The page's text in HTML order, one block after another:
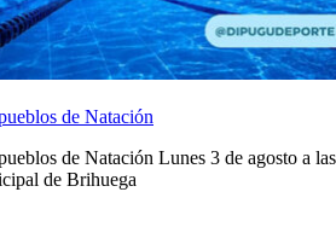
de Natación
de Natación Lunes 3 de agosto a las
de Brihuega